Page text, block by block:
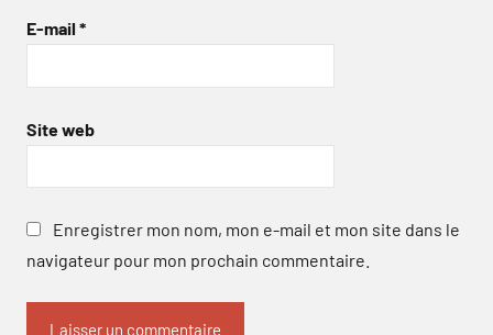
E-mail *
Site web
Enregistrer mon nom, mon e-mail et mon site dans le
navigateur pour mon prochain commentaire.